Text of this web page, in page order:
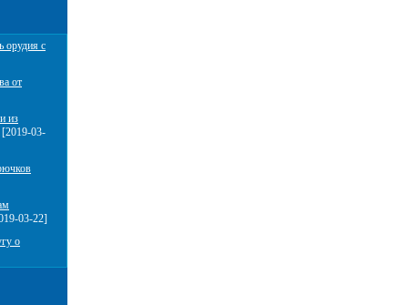
орудия с
от
из
[2019-03-
03-22]
о